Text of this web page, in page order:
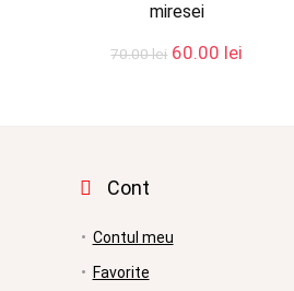
miresei
70.00lei Prețul
60.00 lei
Cont
Contul meu
Favorite